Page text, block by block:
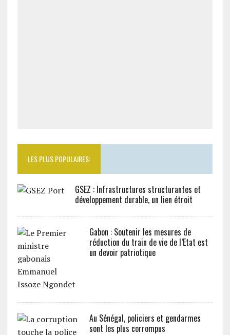
LES PLUS POPULAIRES:
GSEZ : Infrastructures structurantes et
développement durable, un lien étroit
Gabon : Soutenir les mesures de
réduction du train de vie de l’Etat est
un devoir patriotique
Au Sénégal, policiers et gendarmes
sont les plus corrompus